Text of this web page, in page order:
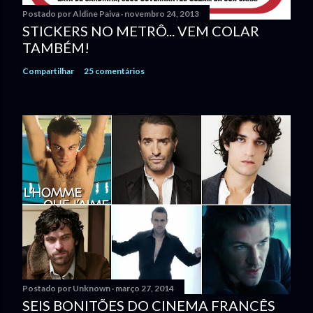
o
Postado porAldine Paiva novembro 24, 2013
STICKERS NO METRÔ... VEM COLAR
TAMBÉM!
Compartilhar 25 comentários
Postado por Unknown março 27, 2014
SEIS BONITÕES DO CINEMA FRANCÊS